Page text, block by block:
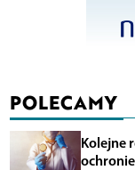
POLECAMY
Kolejne